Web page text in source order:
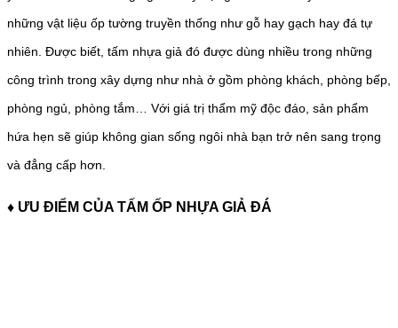
những vật liệu ốp tường truyền thống như gỗ hay gạch hay đá tự
nhiên. Được biết, tấm nhựa giả đó được dùng nhiều trong những
công trình trong xây dựng như nhà ở gồm phòng khách, phòng bếp,
phòng ngủ, phòng tắm… Với giá trị thẩm mỹ độc đáo, sản phẩm
hứa hẹn sẽ giúp không gian sống ngôi nhà bạn trở nên sang trọng
và đẳng cấp hơn.
♦ ƯU ĐIỂM CỦA TẤM ỐP NHỰA GIẢ ĐÁ